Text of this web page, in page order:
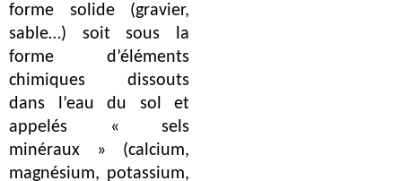
forme solide (gravier,
sable…) soit sous la
forme d’éléments
chimiques dissouts
dans l’eau du sol et
appelés « sels
minéraux » (calcium,
magnésium, potassium,